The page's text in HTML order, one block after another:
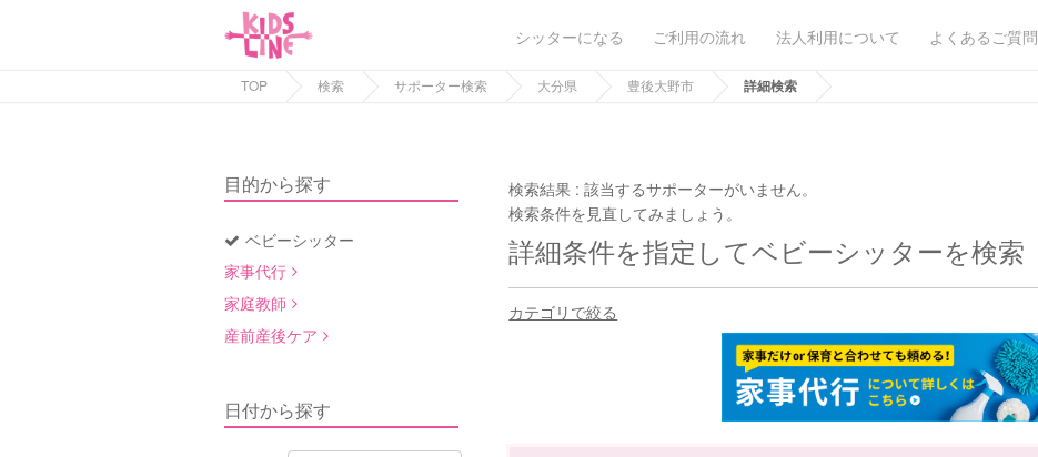
シッターになる ご利用の流れ 法人利用について よくあるご質問
TOP 検索 サポーター検索 大分県 豊後大野市 詳細検索
目的から探す
ベビーシッター
家事代行
家庭教師
産前産後ケア
日付から探す
検索結果 :該当するサポーターがいません。
検索条件を見直してみましょう。
詳細条件を指定してベビーシッターを検索
カテゴリで絞る